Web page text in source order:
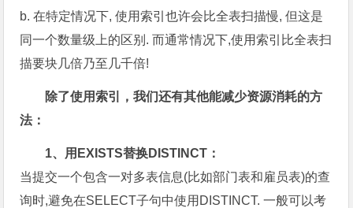
b. 在特定情况下, 使用索引也许会比全表扫描慢, 但这是
同一个数量级上的区别. 而通常情况下,使用索引比全表扫
描要块几倍乃至几千倍!
除了使用索引，我们还有其他能减少资源消耗的方
法：
1、用EXISTS替换DISTINCT：
当提交一个包含一对多表信息(比如部门表和雇员表)的查
询时,避免在SELECT子句中使用DISTINCT. 一般可以考